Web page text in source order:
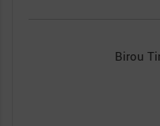
Birou